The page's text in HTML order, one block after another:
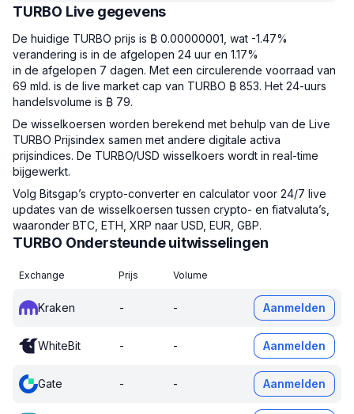
TURBO Live gegevens
De huidige TURBO prijs is ₿ 0.00000001, wat -1.47%
verandering is in de afgelopen 24 uur en 1.17%
in de afgelopen 7 dagen. Met een circulerende voorraad van
69 mld. is de live market cap van TURBO ₿ 853. Het 24-uurs
handelsvolume is ₿ 79.
De wisselkoersen worden berekend met behulp van de Live
TURBO Prijsindex samen met andere digitale activa
prijsindices. De TURBO/USD wisselkoers wordt in real-time
bijgewerkt.
Volg Bitsgap’s crypto-converter en calculator voor 24/7 live
updates van de wisselkoersen tussen crypto- en fiatvaluta’s,
waaronder BTC, ETH, XRP naar USD, EUR, GBP.
TURBO Ondersteunde uitwisselingen
Exchange Prijs Volume
Kraken - - Aanmelden
WhiteBit - - Aanmelden
Gate - - Aanmelden